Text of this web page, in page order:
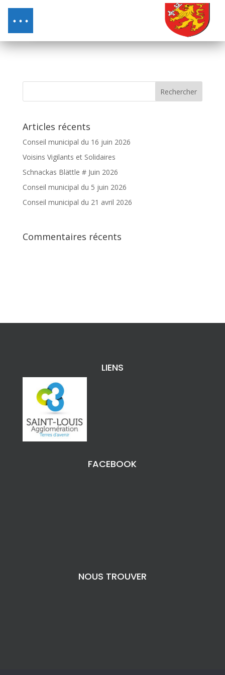
Articles récents
Conseil municipal du 16 juin 2026
Voisins Vigilants et Solidaires
Schnackas Blättle # Juin 2026
Conseil municipal du 5 juin 2026
Conseil municipal du 21 avril 2026
Commentaires récents
LIENS
FACEBOOK
NOUS TROUVER